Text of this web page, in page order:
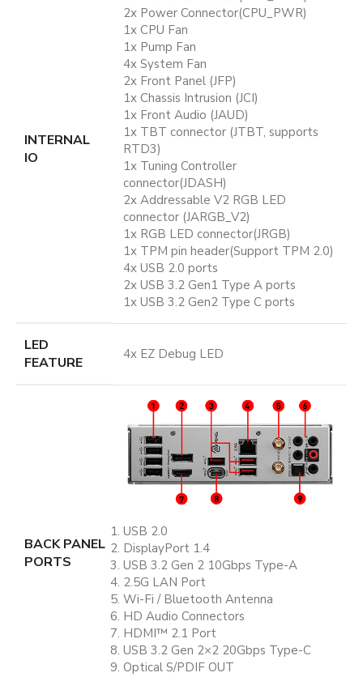
INTERNAL
IO
2x Power Connector(CPU_PWR)
1x CPU Fan
1x Pump Fan
4x System Fan
2x Front Panel (JFP)
1x Chassis Intrusion (JCI)
1x Front Audio (JAUD)
1x TBT connector (JTBT, supports
RTD3)
1x Tuning Controller
connector(JDASH)
2x Addressable V2 RGB LED
connector (JARGB_V2)
1x RGB LED connector(JRGB)
1x TPM pin header(Support TPM 2.0)
4x USB 2.0 ports
2x USB 3.2 Gen1 Type A ports
1x USB 3.2 Gen2 Type C ports
LED
FEATURE
4x EZ Debug LED
BACK PANEL
PORTS
USB 2.0
DisplayPort 1.4
USB 3.2 Gen 2 10Gbps Type-A
2.5G LAN Port
Wi-Fi / Bluetooth Antenna
HD Audio Connectors
HDMI™ 2.1 Port
USB 3.2 Gen 2×2 20Gbps Type-C
Optical S/PDIF OUT